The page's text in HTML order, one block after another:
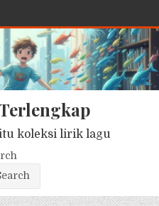
koleksi lirik lagu